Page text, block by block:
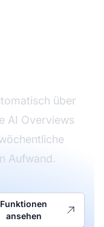
über
AI Overviews
Aufwand.
Funktionen
ansehen